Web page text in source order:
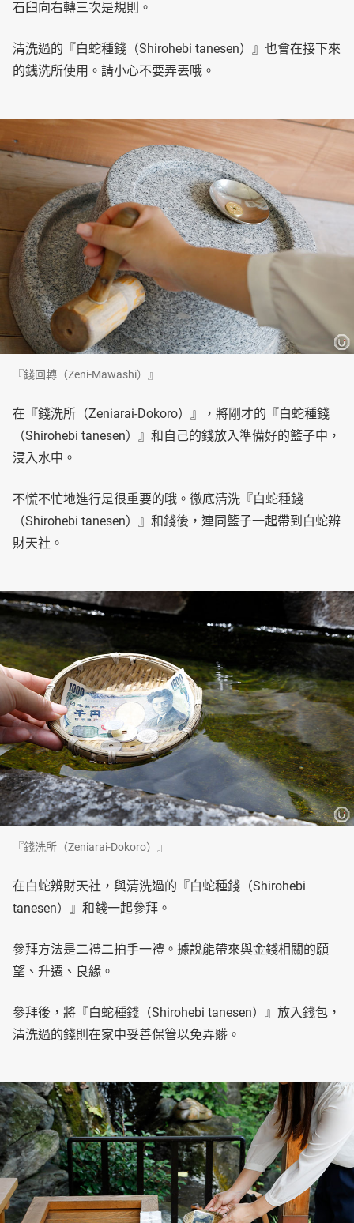
石臼向右轉三次是規則。
清洗過的『白蛇種錢（Shirohebi tanesen）』也會在接下來
的銭洗所使用。請小心不要弄丟哦。
『錢回轉（Zeni-Mawashi）』
在『錢洗所（Zeniarai-Dokoro）』，將剛才的『白蛇種錢
（Shirohebi tanesen）』和自己的錢放入準備好的籃子中，
浸入水中。
不慌不忙地進行是很重要的哦。徹底清洗『白蛇種錢
（Shirohebi tanesen）』和錢後，連同籃子一起帶到白蛇辨
財天社。
『錢洗所（Zeniarai-Dokoro）』
在白蛇辨財天社，與清洗過的『白蛇種錢（Shirohebi
tanesen）』和錢一起參拜。
參拜方法是二禮二拍手一禮。據說能帶來與金錢相關的願
望、升遷、良緣。
參拜後，將『白蛇種錢（Shirohebi tanesen）』放入錢包，
清洗過的錢則在家中妥善保管以免弄髒。